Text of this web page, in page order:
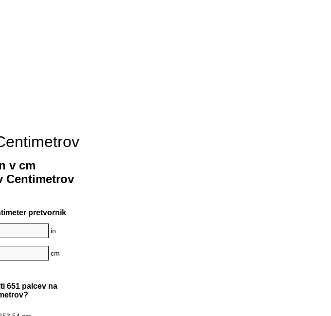
v cm
Centimetrov
pretvornik
in
cm
651 palcev na